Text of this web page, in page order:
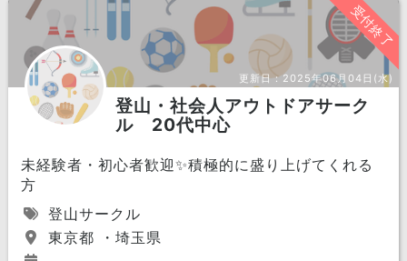
受付終了
更新日：2025年06月04日(水)
登山・社会人アウトドアサーク
ル 20代中心
未経験者・初心者歓迎✨積極的に盛り上げてくれる
方
登山サークル
東京都 ・埼玉県